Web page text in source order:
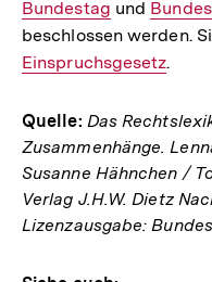
Bundestag und
Link:
beschlossen werden.
Einspruchsgesetz.
Quelle: Das
Zusammenhänge.
Susanne Hähnchen /
Verlag J.H.W. Dietz
Lizenzausgabe: